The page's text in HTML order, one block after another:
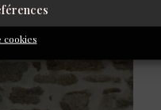
cookies